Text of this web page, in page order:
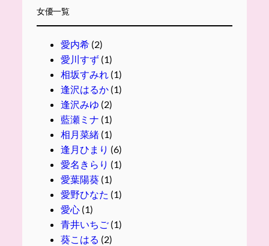
女優一覧
愛内希(2)
愛川すず(1)
相坂すみれ (1)
逢沢はるか(1)
逢沢みゆ (2)
藍瀬ミナ (1)
相月菜緒(1)
逢月ひまり (6)
愛名きらり (1)
愛葉陽葵(1)
愛野ひなた (1)
愛心(1)
青井いちご(1)
葵こはる (2)